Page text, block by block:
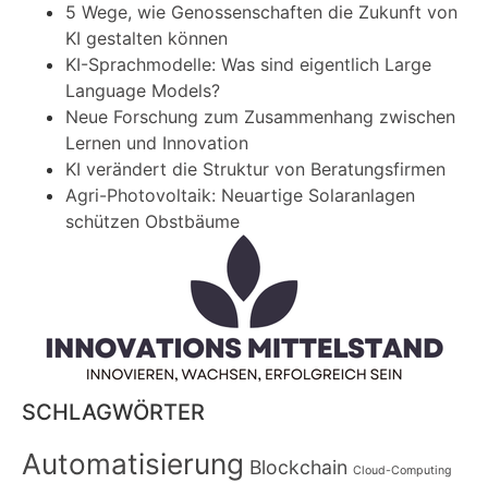
5 Wege, wie Genossenschaften die Zukunft von
KI gestalten können
KI-Sprachmodelle: Was sind eigentlich Large
Language Models?
Neue Forschung zum Zusammenhang zwischen
Lernen und Innovation
KI verändert die Struktur von Beratungsfirmen
Agri-Photovoltaik: Neuartige Solaranlagen
schützen Obstbäume
SCHLAGWÖRTER
Automatisierung Blockchain Cloud-Computing